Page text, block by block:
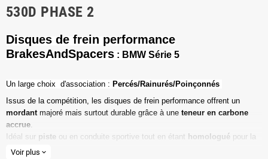
530D PHASE 2
Disques de frein performance
BrakesAndSpacers : BMW Série 5
Un l arge choix d'association : Percés/Rainurés/Poinçonnés
Issus de la compétition, les disques de frein performance offrent un
mordant majoré mais surtout durable grâce à une teneur en carbone
accrue.
Idéal sur piste ou en conduite sportive tout en étant homologué pour la
route ouverte.
Voir plus expand_more